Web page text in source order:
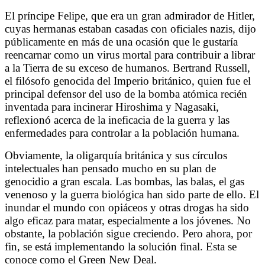
El príncipe Felipe, que era un gran admirador de Hitler,
cuyas hermanas estaban casadas con oficiales nazis, dijo
públicamente en más de una ocasión que le gustaría
reencarnar como un virus mortal para contribuir a librar
a la Tierra de su exceso de humanos. Bertrand Russell,
el filósofo genocida del Imperio británico, quien fue el
principal defensor del uso de la bomba atómica recién
inventada para incinerar Hiroshima y Nagasaki,
reflexionó acerca de la ineficacia de la guerra y las
enfermedades para controlar a la población humana.
Obviamente, la oligarquía británica y sus círculos
intelectuales han pensado mucho en su plan de
genocidio a gran escala. Las bombas, las balas, el gas
venenoso y la guerra biológica han sido parte de ello. El
inundar el mundo con opiáceos y otras drogas ha sido
algo eficaz para matar, especialmente a los jóvenes. No
obstante, la población sigue creciendo. Pero ahora, por
fin, se está implementando la solución final. Esta se
conoce como el Green New Deal.